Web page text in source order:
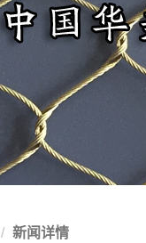
新闻详情